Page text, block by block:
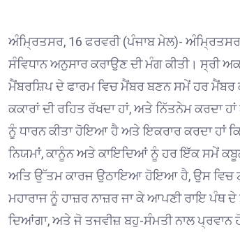
ਅੰਮ੍ਰਿਤਸਰ, 16 ਫਰਵਰੀ (ਪੰਜਾਬ ਮੇਲ)- ਅੰਮ੍ਰਿਤਸਰ
ਸੰਵਿਧਾਨ ਅਨੁਸਾਰ ਕਰਾਉਣ ਦੀ ਮੰਗ ਕੀਤੀ। ਸ੍ਰੀ
ਮੈਂਬਰਸ਼ਿਪ ਦੇ ਫਾਰਮ ਵਿਚ ਮੈਂਬਰ ਬਣਨ ਸਮੇਂ ਹਰ
ਕਕਾਰਾਂ ਦੀ ਰਹਿਤ ਰੱਖਦਾ ਹਾਂ, ਅਤੇ ਨਿੱਤਨੇਮ ਕਰਦਾ
ਨੂੰ ਧਾਰਨ ਕੀਤਾ ਹੋਇਆ ਹੈ ਅਤੇ ਇਕਰਾਰ ਕਰਦਾ ਹਾਂ
ਨਿਯਮਾਂ, ਕਾਨੂੰਨ ਅਤੇ ਕਾਇਦਿਆਂ ਨੂੰ ਹਰ ਇੱਕ ਸਮੇਂ
ਅਤਿ ਉੱਤਮ ਕਾਰਜ ਉਠਾਇਆ ਹੋਇਆ ਹੈ, ਉਸ ਵਿਚ
ਮਹਾਰਾਜ ਨੂੰ ਹਾਜ਼ਰ ਨਾਜ਼ਰ ਜਾ ਕੇ ਆਪਣੀ ਰਾਇ
ਦਿਆਂਗਾ, ਅਤੇ ਜੋ ਤਜਵੀਜ਼ ਬਹੁ-ਸੰਮਤੀ ਨਾਲ ਪ੍ਰਵਾਨ